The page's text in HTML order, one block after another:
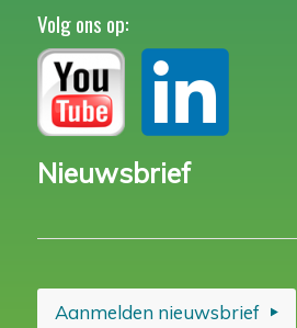
Volg ons op:
Nieuwsbrief
Aanmelden nieuwsbrief